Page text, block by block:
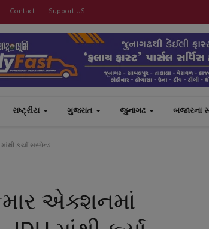
Contact Support US
રાષ્ટ્રીય ગુજરાત જુનાગઢ બજારના
કર્યા સસ્પેન્ડ
એક્શનમાં